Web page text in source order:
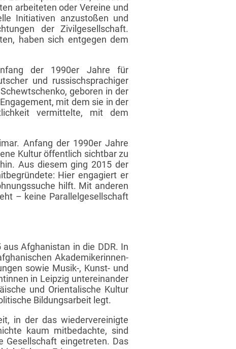
arbeiteten oder Vereine und
Initiativen anzustoßen und
der Zivilgesellschaft.
haben sich entgegen dem
der 1990er Jahre für
und russischsprachiger
geboren in der
mit dem sie in der
vermittelte, mit dem
Anfang der 1990er Jahre
Kultur öffentlich sichtbar zu
Aus diesem ging 2015 der
Hier engagiert er
hilft. Mit anderen
– keine Parallelgesellschaft
Afghanistan in die DDR. In
Akademikerinnen-
sowie Musik-, Kunst- und
in Leipzig untereinander
und Orientalische Kultur
Bildungsarbeit legt.
in der das wiedervereinigte
kaum mitbedachte, sind
Gesellschaft eingetreten. Das